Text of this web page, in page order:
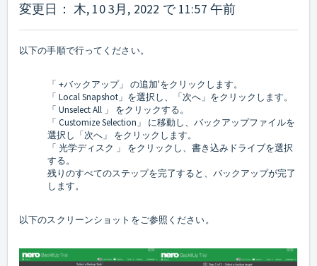
変更日： 木, 10 3月, 2022 で 11:57 午前
以下の手順で行ってください。
「 +バックアップ」 の追加'をクリックします。
「 Local Snapshot」を選択し、「次へ」をクリックします。
「 Unselect All 」 をクリックする。
「 Customize Selection」 に移動し、バックアップファイルを
選択し「次へ」 をクリックします。
「 光学ディスク 」 をクリックし、書き込みドライブを選択
する。
残りのすべてのステップを完了すると、バックアップが完了
します。
以下のスクリーンショットをご参照ください。